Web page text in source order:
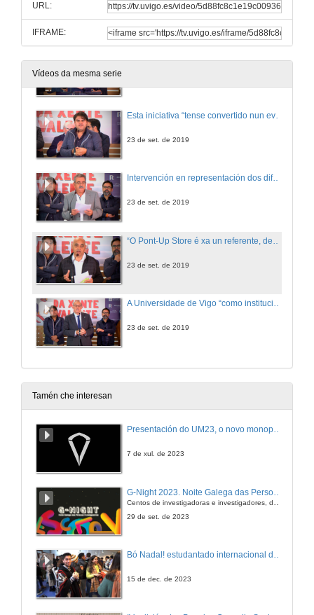
URL:
IFRAME:
Vídeos da mesma serie
23 de set. de 2019
Intervención en representación dos diferentes patrocinadores
23 de set. de 2019
23 de set. de 2019
A Universidade de Vigo “como institución inserida na sociedade, aspira a que Galicia sexa un lugar mellor para vivir, agarimoso co medio ambiente, igualitario”
23 de set. de 2019
Tamén che interesan
Presentación do UM23, o novo monopraza de UVigo Motorsport
7 de xul. de 2023
Centos de investigadoras e investigadores, decenas de actividades e sete cidades
29 de set. de 2023
Bó Nadal! estudantado internacional da Universidade de Vigo
15 de dec. de 2023